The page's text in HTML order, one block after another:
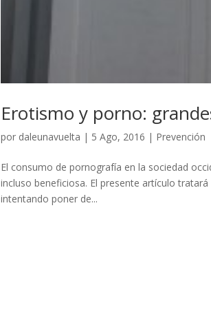
Erotismo y porno:
por daleunavuelta | 5 Ago, 2016 | Prevención
El consumo de pornografía en la sociedad
incluso beneficiosa. El presente artículo
intentando poner de...